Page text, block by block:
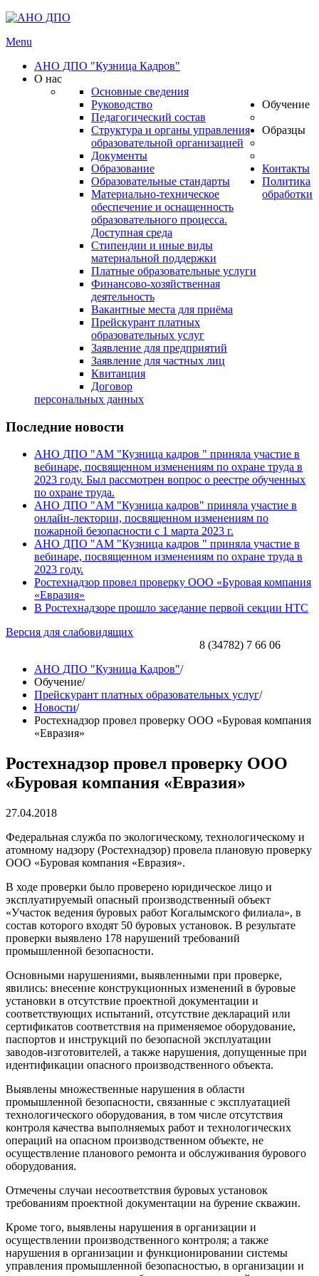
Menu
АНО ДПО "Кузница Кадров"
О нас
Основные сведения
Руководство
Педагогический состав
Структура и органы управления
образовательной организацией
Документы
Образование
Образовательные стандарты
Материально-техническое
обеспечение и оснащенность
образовательного процесса.
Доступная среда
Стипендии и иные виды
материальной поддержки
Платные образовательные услуги
Финансово-хозяйственная
деятельность
Вакантные места для приёма
Обучение
Прейскурант платных
образовательных услуг
Образцы
Заявление для предприятий
Заявление для частных лиц
Квитанция
Договор
Контакты
Политика
обработки
персональных данных
Последние новости
АНО ДПО "АМ "Кузница кадров " приняла участие в
вебинаре, посвященном изменениям по охране труда в
2023 году. Был рассмотрен вопрос о реестре обученных
по охране труда.
АНО ДПО "АМ "Кузница кадров" приняла участие в
онлайн-лектории, посвященном изменениям по
пожарной безопасности с 1 марта 2023 г.
АНО ДПО "АМ "Кузница кадров " приняла участие в
вебинаре, посвященном изменениям по охране труда в
2023 году.
Ростехнадзор провел проверку ООО «Буровая компания
«Евразия»
В Ростехнадзоре прошло заседание первой секции НТС
Версия для слабовидящих
8 (34782) 7 66 06
АНО ДПО "Кузница Кадров"/
Обучение/
Прейскурант платных образовательных услуг/
Новости/
Ростехнадзор провел проверку ООО «Буровая компания
«Евразия»
Ростехнадзор провел проверку ООО
«Буровая компания «Евразия»
27.04.2018
Федеральная служба по экологическому, технологическому и
атомному надзору (Ростехнадзор) провела плановую проверку
ООО «Буровая компания «Евразия».
В ходе проверки было проверено юридическое лицо и
эксплуатируемый опасный производственный объект
«Участок ведения буровых работ Когалымского филиала», в
состав которого входят 50 буровых установок. В результате
проверки выявлено 178 нарушений требований
промышленной безопасности.
Основными нарушениями, выявленными при проверке,
явились: внесение конструкционных изменений в буровые
установки в отсутствие проектной документации и
соответствующих испытаний, отсутствие деклараций или
сертификатов соответствия на применяемое оборудование,
паспортов и инструкций по безопасной эксплуатации
заводов-изготовителей, а также нарушения, допущенные при
идентификации опасного производственного объекта.
Выявлены множественные нарушения в области
промышленной безопасности, связанные с эксплуатацией
технологического оборудования, в том числе отсутствия
контроля качества выполняемых работ и технологических
операций на опасном производственном объекте, не
осуществление планового ремонта и обслуживания бурового
оборудования.
Отмечены случаи несоответствия буровых установок
требованиям проектной документации на бурение скважин.
Кроме того, выявлены нарушения в организации и
осуществлении производственного контроля; а также
нарушения в организации и функционировании системы
управления промышленной безопасностью, в организации и